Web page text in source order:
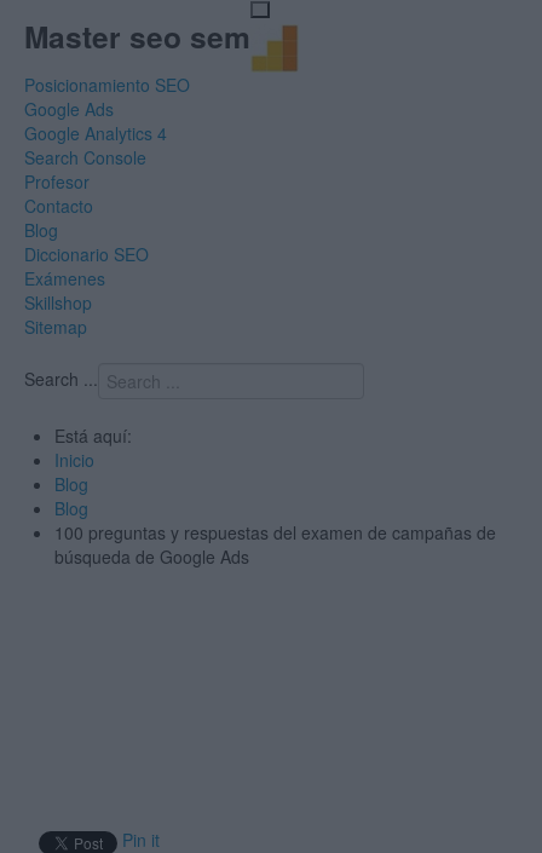
Master seo sem
Posicionamiento SEO
Google Ads
Google Analytics 4
Search Console
Profesor
Contacto
Blog
Diccionario SEO
Exámenes
Skillshop
Sitemap
Search ...
Está aquí:
Inicio
Blog
Blog
100 preguntas y respuestas del examen de campañas de
búsqueda de Google Ads
Pin it